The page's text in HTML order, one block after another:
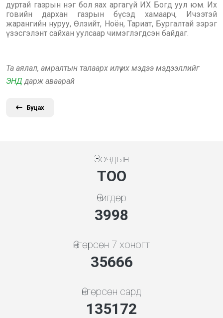
дуртай газрын нэг бол яах аргагүй ИХ Богд уул юм. Их
говийн дархан газрын бүсэд хамаарч, Ичээтэй
жарангийн нуруу, Өлзийт, Ноён, Тариат, Бургалтай зэрэг
үзэсгэлэнт сайхан уулсаар чимэглэгдсэн байдаг.
Та аялал, амралтын талаарх илүү их мэдээ мэдээллийг
ЭНД дарж аваарай
Буцах
Зочдын
ТОО
Өчигдөр
3998
Өнгөрсөн 7 хоногт
35666
Өнгөрсөн сард
135172